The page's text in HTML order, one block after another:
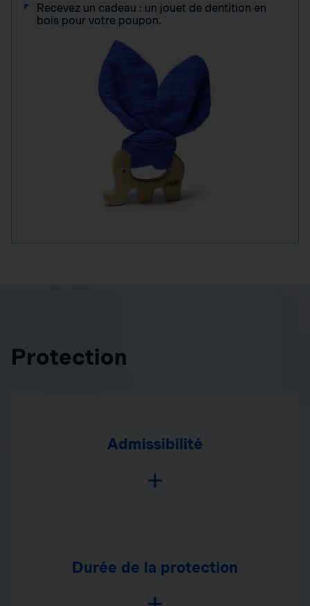
Recevez un cadeau : un jouet de dentition en
bois pour votre poupon.
Protection
Admissibilité
Durée de la protection